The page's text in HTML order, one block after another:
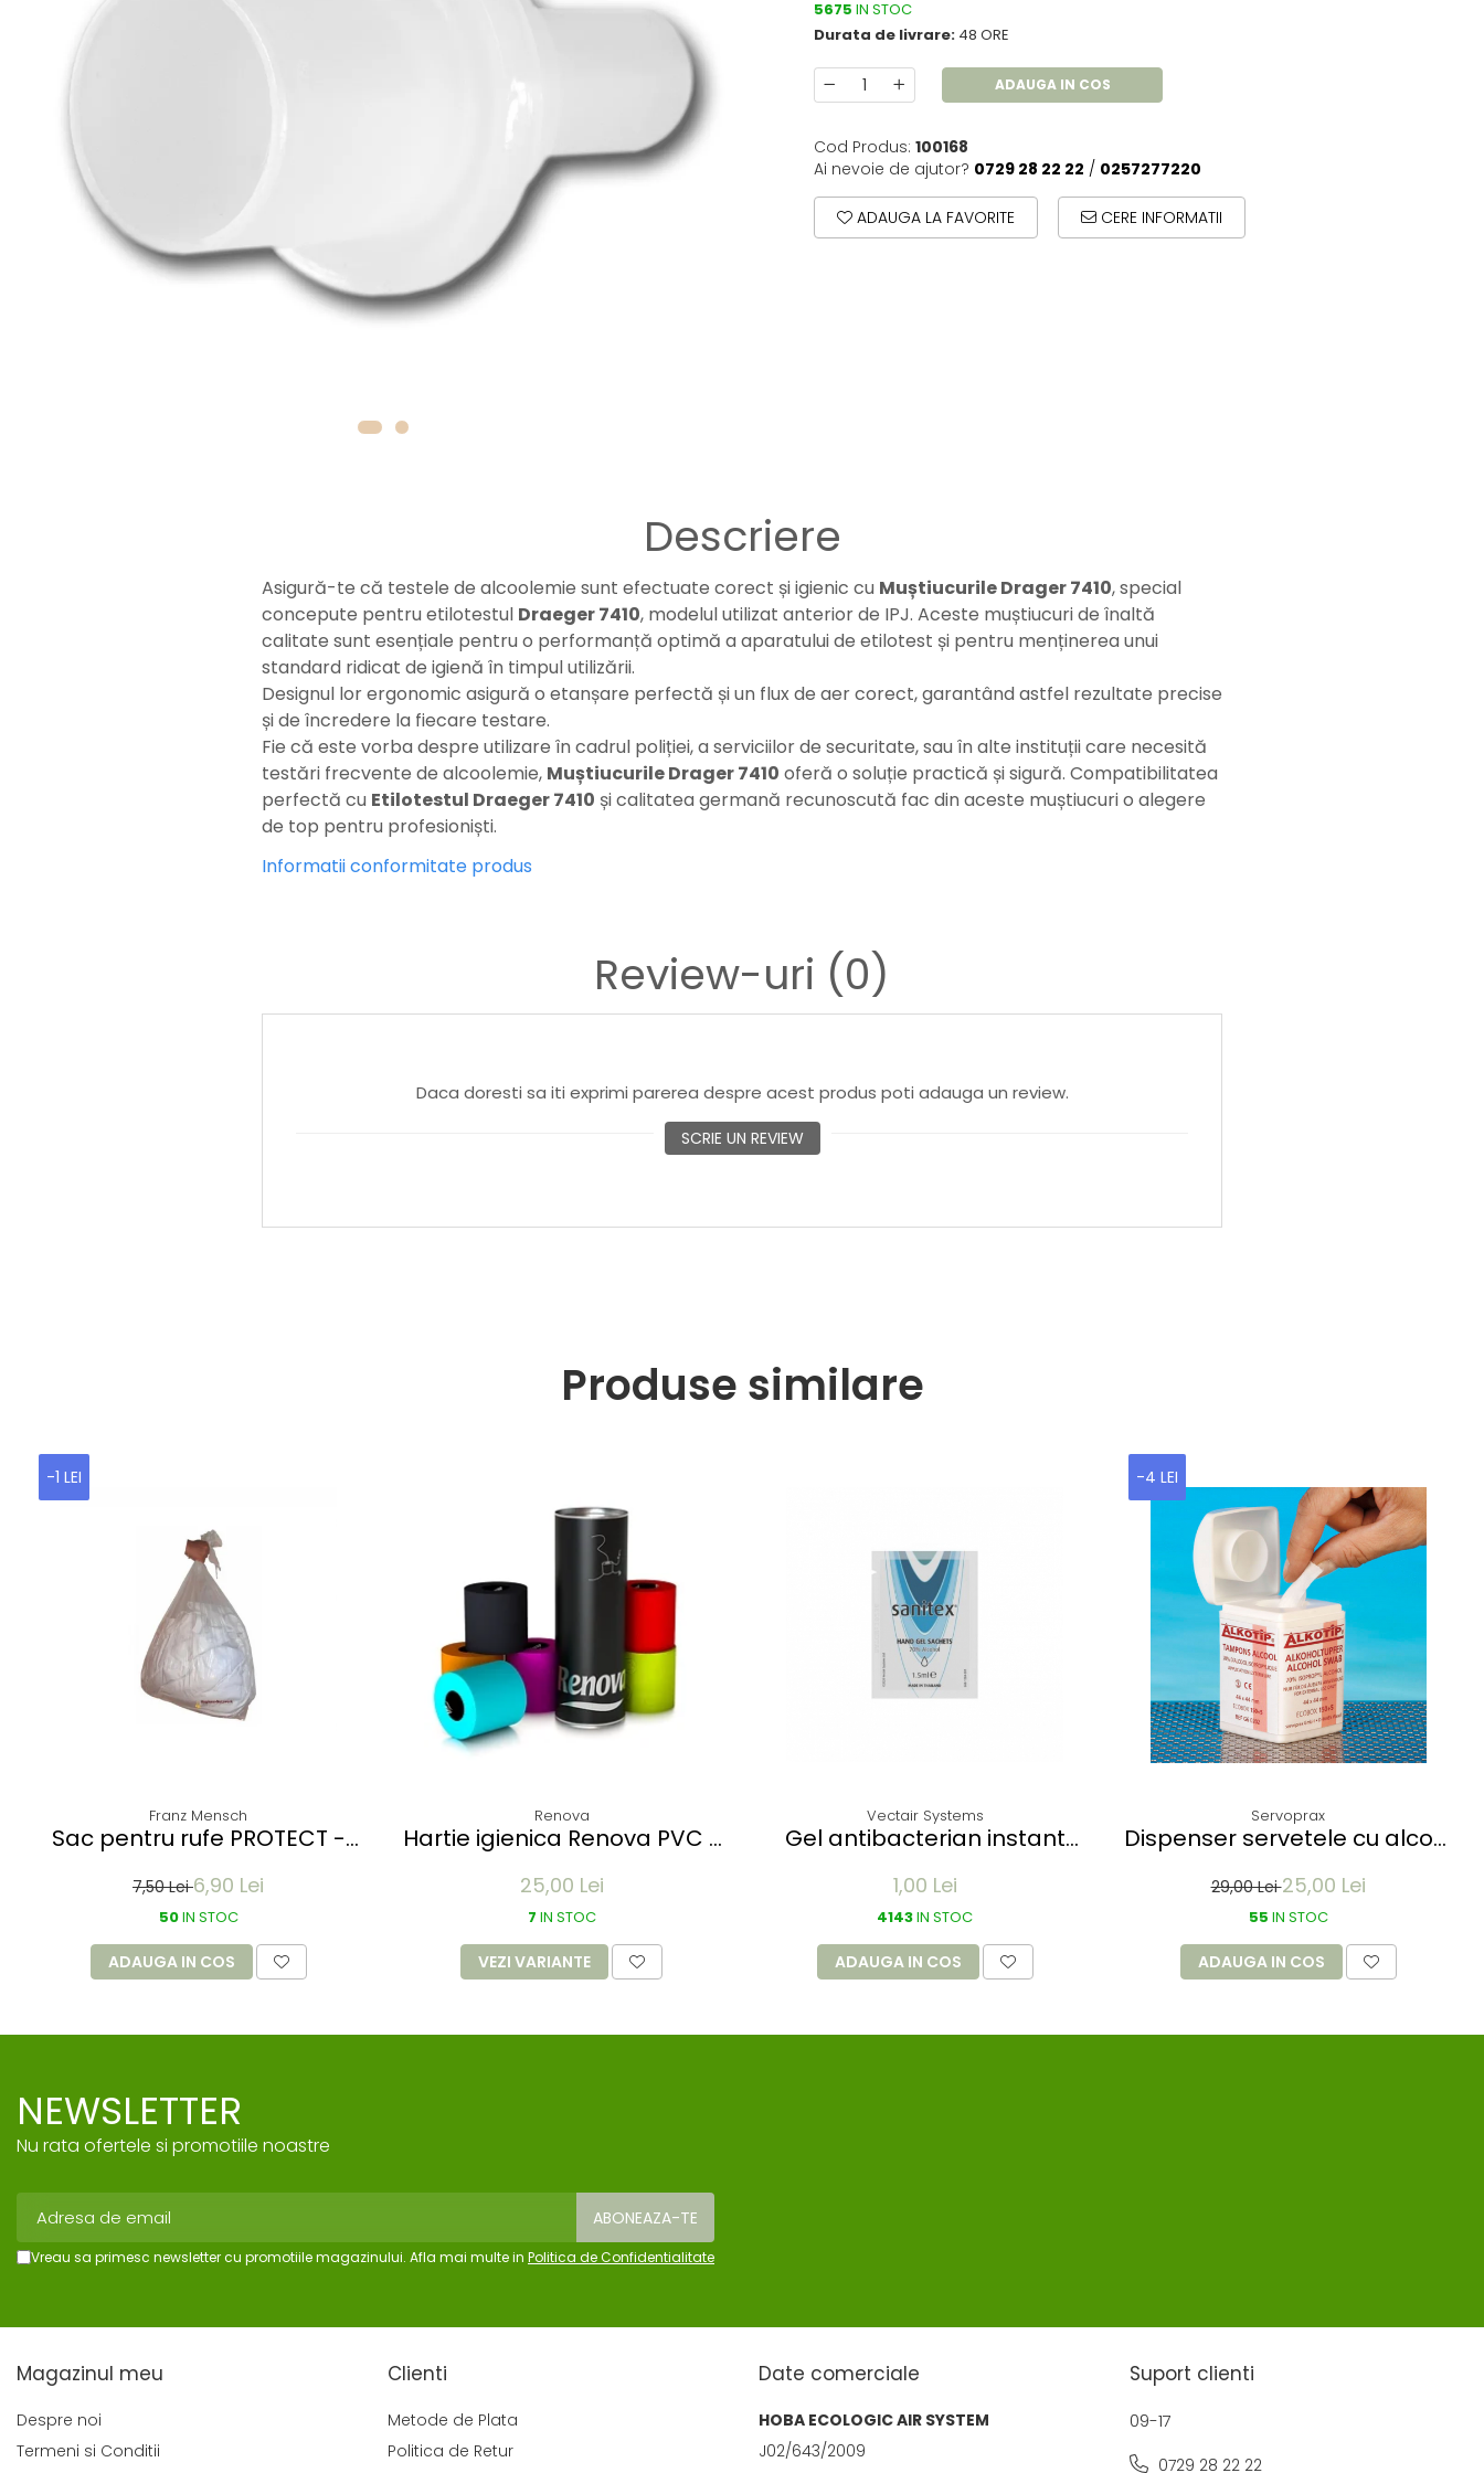
5675 IN STOC
Durata de livrare: 48 ORE
ADAUGA IN COS
Cod Produs: 100168
Ai nevoie de ajutor? 0729 28 22 22 / 0257277220
ADAUGA LA FAVORITE CERE INFORMATII
Descriere
Asigură-te că testele de alcoolemie sunt efectuate corect și igienic cu Muștiucurile Drager 7410, special
concepute pentru etilotestul Draeger 7410, modelul utilizat anterior de IPJ. Aceste muștiucuri de înaltă
calitate sunt esențiale pentru o performanță optimă a aparatului de etilotest și pentru menținerea unui
standard ridicat de igienă în timpul utilizării.
Designul lor ergonomic asigură o etanșare perfectă și un flux de aer corect, garantând astfel rezultate precise
și de încredere la fiecare testare.
Fie că este vorba despre utilizare în cadrul poliției, a serviciilor de securitate, sau în alte instituții care necesită
testări frecvente de alcoolemie, Muștiucurile Drager 7410 oferă o soluție practică și sigură. Compatibilitatea
perfectă cu Etilotestul Draeger 7410 și calitatea germană recunoscută fac din aceste muștiucuri o alegere
de top pentru profesioniști.
Informatii conformitate produs
Review-uri (0)
Daca doresti sa iti exprimi parerea despre acest produs poti adauga un review.
SCRIE UN REVIEW
Produse similare
-1 LEI
Franz Mensch
Sac pentru rufe PROTECT -
66x84 cm / 17 my
7,50 Lei6,90 Lei
50IN STOC
ADAUGA IN COS
Renova
Hartie igienica Renova PVC -
25,00 Lei
7 IN STOC
VEZI VARIANTE
Vectair Systems
Gel antibacterian instant
1.5 ml - plic aluminiu
1,00 Lei
4143IN STOC
ADAUGA IN COS
-4 LEI
Servoprax
Dispenser servetele cu alcool
29,00 Lei25,00 Lei
55 IN STOC
ADAUGA IN COS
NEWSLETTER
Nu rata ofertele si promotiile noastre
Vreau sa primesc newsletter cu promotiile magazinului. Afla mai multe in Politica de Confidentialitate
Magazinul meu
Despre noi
Termeni si Conditii
Clienti
Metode de Plata
Politica de Retur
Date comerciale
HOBA ECOLOGIC AIR SYSTEM
J02/643/2009
Suport clienti
09-17
0729 28 22 22